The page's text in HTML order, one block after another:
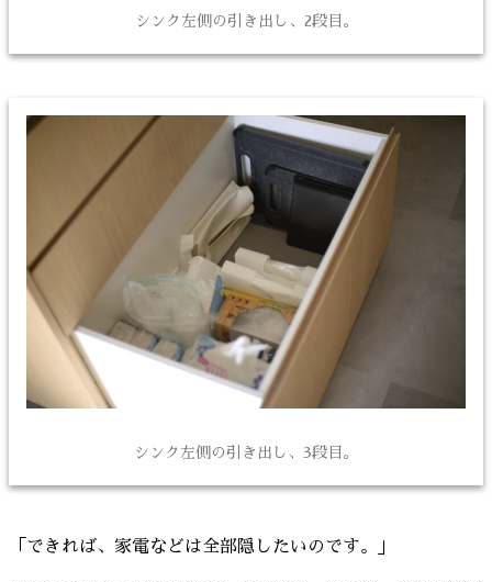
シンク左側の引き出し、2段目。
シンク左側の引き出し、3段目。
「できれば、家電などは全部隠したいのです。」